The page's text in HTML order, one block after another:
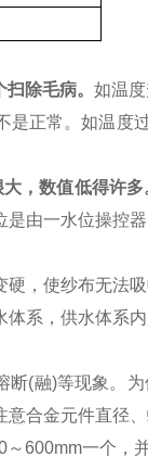
除毛病。 如温
正常。如温度
，数值低得许多
由一水位操控
，使纱布无法
系，供水体系
(融)等现象。
合金元件直径
600mm一个，